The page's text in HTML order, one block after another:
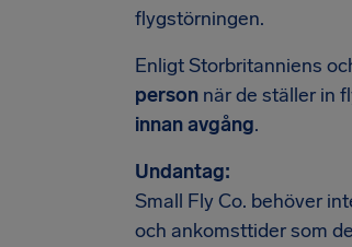
flygstörningen.
Enligt Storbritanniens
person när de ställer in
innan avgång.
Undantag:
Small Fly Co. behöver
och ankomsttider som